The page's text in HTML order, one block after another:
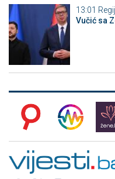
13:01
Vučić sa